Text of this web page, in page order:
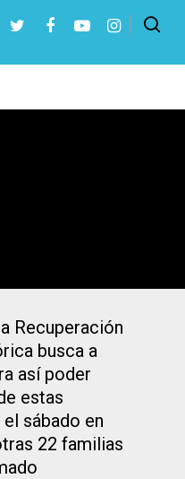
ESC para cerrar
Recuperación
busca a
así poder
estas
sábado en
22 familias